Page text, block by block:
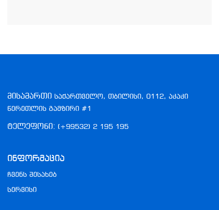
მისამართი საქართველო, თბილისი, 0112, აკაკი
წერეთლის გამზირი #1
ტელეფონი: (+99532) 2 195 195
Ინფორმაცია
ჩვენს შესახებ
სერვისი